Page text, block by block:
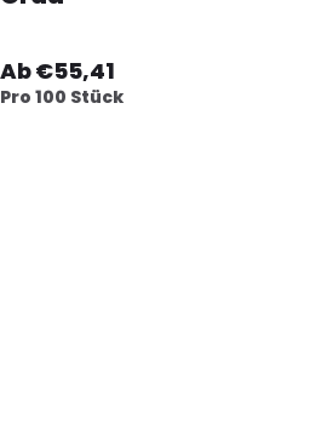
Ab €55,41
Pro 100 Stück